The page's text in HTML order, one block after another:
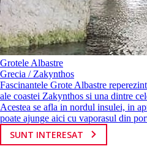
Grotele Albastre
Grecia / Zakynthos
Fascinantele Grote Albastre
ale coastei Zakynthos si una dintre
Acestea se afla in nordul insulei, in
poate ajunge aici cu vaporasul din
SUNT INTERESAT